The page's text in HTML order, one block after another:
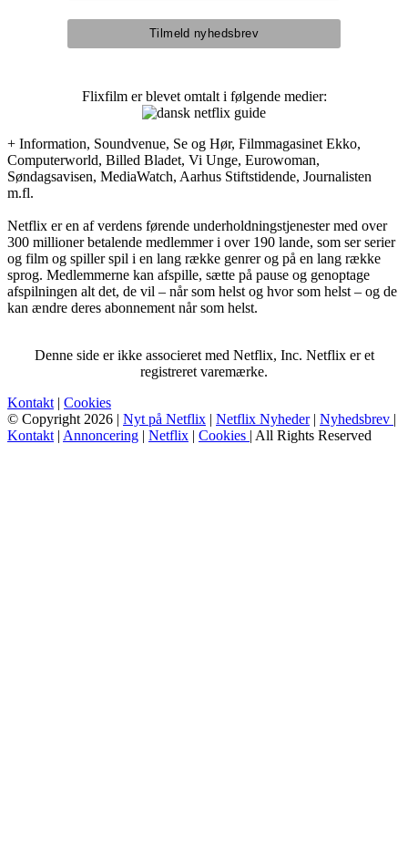
Flixfilm er blevet omtalt i følgende medier:
+ Information, Soundvenue, Se og Hør, Filmmagasinet Ekko,
Computerworld, Billed Bladet, Vi Unge, Eurowoman,
Søndagsavisen, MediaWatch, Aarhus Stiftstidende, Journalisten
m.fl.
Netflix er en af verdens førende underholdningstjenester med over
300 millioner betalende medlemmer i over 190 lande, som ser serier
og film og spiller spil i en lang række genrer og på en lang række
sprog. Medlemmerne kan afspille, sætte på pause og genoptage
afspilningen alt det, de vil – når som helst og hvor som helst – og de
kan ændre deres abonnement når som helst.
Denne side er ikke associeret med Netflix, Inc. Netflix er et
registreret varemærke.
Kontakt | Cookies
© Copyright 2026 | Nyt på Netflix | Netflix Nyheder| Nyhedsbrev |
Kontakt | Annoncering | Netflix | Cookies | All Rights Reserved